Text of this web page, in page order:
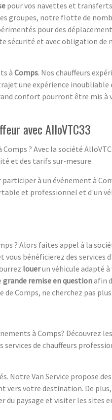
pour vos navettes et
groupes, notre flotte de
pour des
sécurité et avec obligation de
à Comps. Nos chauffeurs
une expérience inoubliable
confort pourront être mis
avec AlloVTC33
? Avec la société
et des tarifs sur-mesure.
à un événement à
et professionnel et d'un
? Alors faites appel à la
vous bénéficierez des services
louerun véhicule adapté
grande remise en questionafin
Comps, ne cherchez pas
à Comps? Découvrez
de chauffeurs
Van Service propose
vers votre destination. De
du paysage et visiter les sites